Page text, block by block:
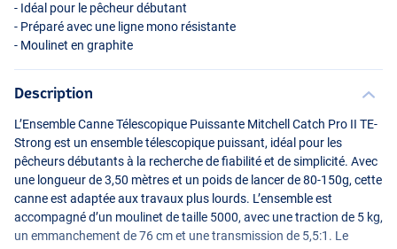
- Idéal pour le pêcheur débutant
- Préparé avec une ligne mono résistante
- Moulinet en graphite
Description
L’Ensemble Canne Télescopique Puissante Mitchell Catch Pro II TE-
Strong est un ensemble télescopique puissant, idéal pour les
pêcheurs débutants à la recherche de fiabilité et de simplicité. Avec
une longueur de 3,50 mètres et un poids de lancer de 80-150g, cette
canne est adaptée aux travaux plus lourds. L’ensemble est
accompagné d’un moulinet de taille 5000, avec une traction de 5 kg,
un emmanchement de 76 cm et une transmission de 5,5:1. Le